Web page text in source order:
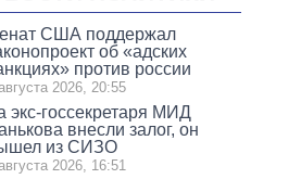
США поддержал
об «адских
против россии
2026, 20:55
экс-госсекретаря МИД
внесли залог, он
из СИЗО
2026, 16:51